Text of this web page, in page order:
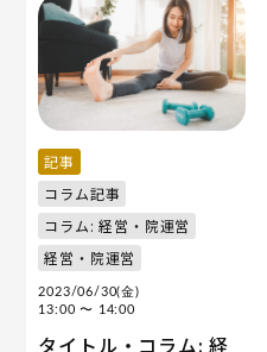
記事
コラム記事
コラム: 経営・院運営
経営・院運営
2023/06/30(金)
13:00〜 14:00
タイトル・コラム: 経